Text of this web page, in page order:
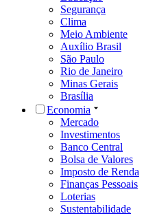
Segurança
Clima
Meio Ambiente
Auxílio Brasil
São Paulo
Rio de Janeiro
Minas Gerais
Brasília
Economia
Mercado
Investimentos
Banco Central
Bolsa de Valores
Imposto de Renda
Finanças Pessoais
Loterias
Sustentabilidade